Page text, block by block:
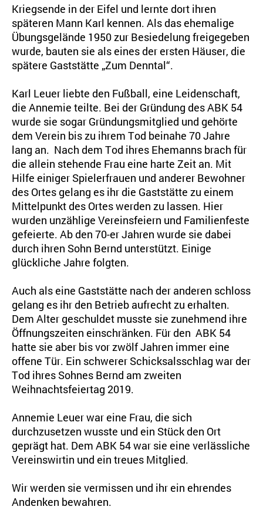
Kriegsende in der Eifel und lernte dort ihren
späteren Mann Karl kennen. Als das ehemalige
Übungsgelände 1950 zur Besiedelung freigegeben
wurde, bauten sie als eines der ersten Häuser, die
spätere Gaststätte „Zum Denntal“.
Karl Leuer liebte den Fußball, eine Leidenschaft,
die Annemie teilte. Bei der Gründung des ABK 54
wurde sie sogar Gründungsmitglied und gehörte
dem Verein bis zu ihrem Tod beinahe 70 Jahre
lang an. Nach dem Tod ihres Ehemanns brach für
die allein stehende Frau eine harte Zeit an. Mit
Hilfe einiger Spielerfrauen und anderer Bewohner
des Ortes gelang es ihr die Gaststätte zu einem
Mittelpunkt des Ortes werden zu lassen. Hier
wurden unzählige Vereinsfeiern und Familienfeste
gefeierte. Ab den 70-er Jahren wurde sie dabei
durch ihren Sohn Bernd unterstützt. Einige
glückliche Jahre folgten.
Auch als eine Gaststätte nach der anderen schloss
gelang es ihr den Betrieb aufrecht zu erhalten.
Dem Alter geschuldet musste sie zunehmend ihre
Öffnungszeiten einschränken. Für den ABK 54
hatte sie aber bis vor zwölf Jahren immer eine
offene Tür. Ein schwerer Schicksalsschlag war der
Tod ihres Sohnes Bernd am zweiten
Weihnachtsfeiertag 2019.
Annemie Leuer war eine Frau, die sich
durchzusetzen wusste und ein Stück den Ort
geprägt hat. Dem ABK 54 war sie eine verlässliche
Vereinswirtin und ein treues Mitglied.
Wir werden sie vermissen und ihr ein ehrendes
Andenken bewahren.